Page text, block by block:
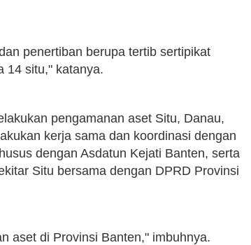
penertiban berupa tertib sertipikat
14 situ," katanya.
pengamanan aset Situ, Danau,
kerja sama dan koordinasi dengan
dengan Asdatun Kejati Banten, serta
Situ bersama dengan DPRD Provinsi
aset di Provinsi Banten," imbuhnya.